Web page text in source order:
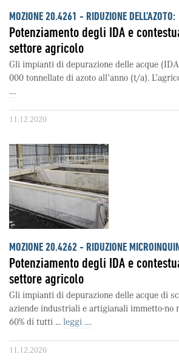
MOZIONE 20.4261 - RIDUZIONE DELL’AZOTO:
Potenziamento degli IDA e
settore agricolo
Gli impianti di depurazione delle acque
000 tonnellate di azoto all’anno (t/a).
....
11.12.2020
MOZIONE 20.4262 - RIDUZIONE
Potenziamento degli IDA e
settore agricolo
Gli impianti di depurazione delle acque di
aziende industriali e artigianali immetto-no
60% di tutti ... leggi ....
11.12.2020